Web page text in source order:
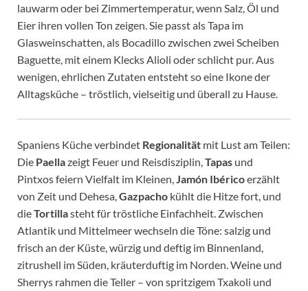
lauwarm oder bei Zimmertemperatur, wenn Salz, Öl und
Eier ihren vollen Ton zeigen. Sie passt als Tapa im
Glasweinschatten, als Bocadillo zwischen zwei Scheiben
Baguette, mit einem Klecks Alioli oder schlicht pur. Aus
wenigen, ehrlichen Zutaten entsteht so eine Ikone der
Alltagsküche – tröstlich, vielseitig und überall zu Hause.
Spaniens Küche verbindet Regionalität mit Lust am Teilen:
Die Paellazeigt Feuer und Reisdisziplin,Tapas und
Pintxos feiern Vielfalt im Kleinen,Jamón Ibéricoerzählt
von Zeit und Dehesa,Gazpacho kühlt die Hitze fort, und
dieTortillasteht für tröstliche Einfachheit. Zwischen
Atlantik und Mittelmeer wechseln die Töne: salzig und
frisch an der Küste, würzig und deftig im Binnenland,
zitrushell im Süden, kräuterduftig im Norden. Weine und
Sherrys rahmen die Teller – von spritzigem Txakoli und